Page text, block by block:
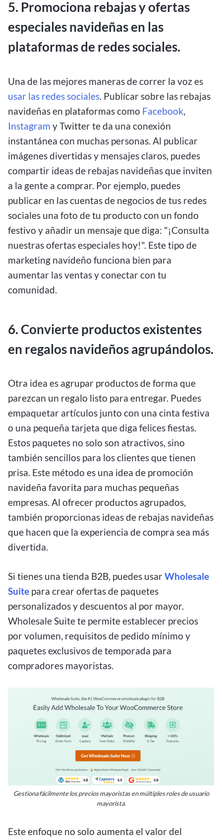
5. Promociona rebajas y ofertas
especiales navideñas en las
plataformas de redes sociales.
Una de las mejores maneras de correr la voz es
usar las redes sociales . Publicar sobre las rebajas
navideñas en plataformas como Facebook
Instagram y Twitter te da una conexión
instantánea con muchas personas. Al publicar
imágenes divertidas y mensajes claros, puedes
compartir ideas de rebajas navideñas que inviten
a la gente a comprar. Por ejemplo, puedes
publicar en las cuentas de negocios de tus redes
sociales una foto de tu producto con un fondo
festivo y añadir un mensaje que diga: "¡Consulta
nuestras ofertas especiales hoy!". Este tipo de
marketing navideño funciona bien para
aumentar las ventas y conectar con tu
comunidad.
6. Convierte productos existentes
en regalos navideños agrupándolos.
Otra idea es agrupar productos de forma que
parezcan un regalo listo para entregar. Puedes
empaquetar artículos junto con una cinta festiva
o una pequeña tarjeta que diga felices fiestas.
Estos paquetes no solo son atractivos, sino
también sencillos para los clientes que tienen
prisa. Este método es una idea de promoción
navideña favorita para muchas pequeñas
empresas. Al ofrecer productos agrupados,
también proporcionas ideas de rebajas navideñas
que hacen que la experiencia de compra sea más
divertida.
Si tienes una tienda B2B, puedes usarWholesale
Suite para crear ofertas de paquetes
personalizados y descuentos al por mayor.
Wholesale Suite te permite establecer precios
por volumen, requisitos de pedido mínimo y
paquetes exclusivos de temporada para
compradores mayoristas.
Gestiona fácilmente los precios mayoristas en múltiples roles de usuario
mayorista.
Este enfoque no solo aumenta el valor del